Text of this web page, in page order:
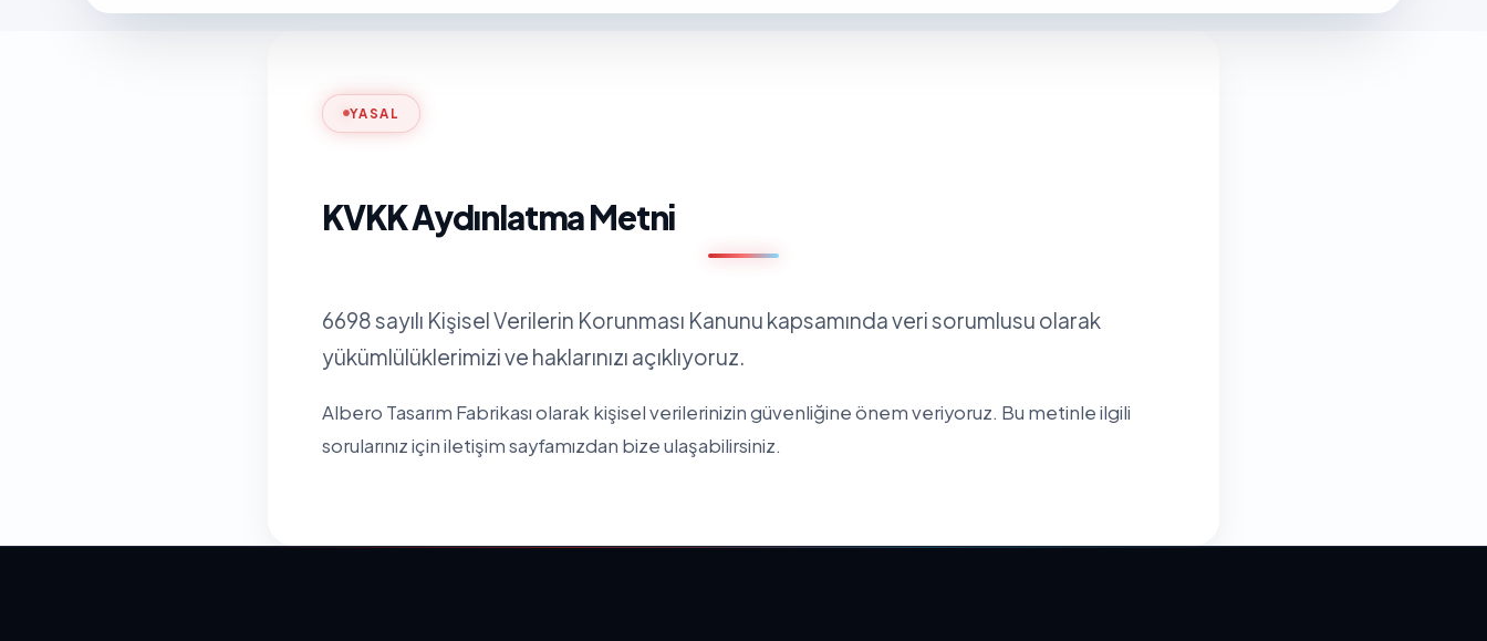
YASAL
KVKK Aydınlatma Metni
6698 sayılı Kişisel Verilerin Korunması Kanunu kapsamında veri sorumlusu olarak
yükümlülüklerimizi ve haklarınızı açıklıyoruz.
Albero Tasarım Fabrikası olarak kişisel verilerinizin güvenliğine önem veriyoruz. Bu metinle ilgili
sorularınız içiniletişimsayfamızdan bize ulaşabilirsiniz.